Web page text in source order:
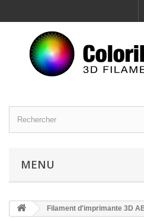
MENU
Filament d'imprimante 3D